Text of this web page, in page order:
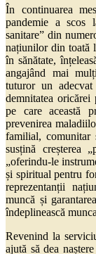
În continuarea
pandemie a scos
sanitare” din
națiunilor din toată
în sănătate,
angajând mai
tuturor un
demnitatea
pe care această
prevenirea
familial, comunitar
susțină creșterea
„oferindu-le
și spiritual pentru
reprezentanții
muncă și
îndeplinească
Revenind la
ajută să dea